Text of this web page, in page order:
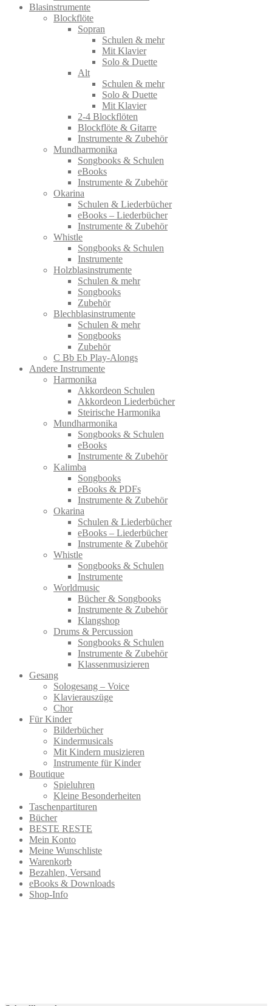
Blasinstrumente
Blockflöte
Sopran
Schulen & mehr
Mit Klavier
Solo & Duette
Alt
Schulen & mehr
Solo & Duette
Mit Klavier
2-4 Blockflöten
Blockflöte & Gitarre
Instrumente & Zubehör
Mundharmonika
Songbooks & Schulen
eBooks
Instrumente & Zubehör
Okarina
Schulen & Liederbücher
eBooks – Liederbücher
Instrumente & Zubehör
Whistle
Songbooks & Schulen
Instrumente
Holzblasinstrumente
Schulen & mehr
Songbooks
Zubehör
Blechblasinstrumente
Schulen & mehr
Songbooks
Zubehör
C Bb Eb Play-Alongs
Andere Instrumente
Harmonika
Akkordeon Schulen
Akkordeon Liederbücher
Steirische Harmonika
Mundharmonika
Songbooks & Schulen
eBooks
Instrumente & Zubehör
Kalimba
Songbooks
eBooks & PDFs
Instrumente & Zubehör
Okarina
Schulen & Liederbücher
eBooks – Liederbücher
Instrumente & Zubehör
Whistle
Songbooks & Schulen
Instrumente
Worldmusic
Bücher & Songbooks
Instrumente & Zubehör
Klangshop
Drums & Percussion
Songbooks & Schulen
Instrumente & Zubehör
Klassenmusizieren
Gesang
Sologesang – Voice
Klavierauszüge
Chor
Für Kinder
Bilderbücher
Kindermusicals
Mit Kindern musizieren
Instrumente für Kinder
Boutique
Spieluhren
Kleine Besonderheiten
Taschenpartituren
Bücher
BESTE RESTE
Mein Konto
Meine Wunschliste
Warenkorb
Bezahlen, Versand
eBooks & Downloads
Shop-Info